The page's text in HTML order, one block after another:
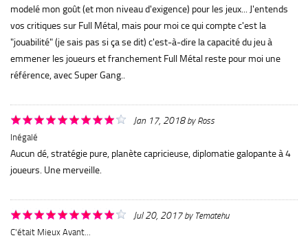
modelé mon goût (et mon niveau d'exigence) pour les jeux... J'entends
vos critiques sur Full Métal, mais pour moi ce qui compte c'est la
"jouabilité" (je sais pas si ça se dit) c'est-à-dire la capacité du jeu à
emmener les joueurs et franchement Full Métal reste pour moi une
référence, avec Super Gang..
Jan 17, 2018by Ross
Inégalé
Aucun dé, stratégie pure, planète capricieuse, diplomatie galopante à 4
joueurs. Une merveille.
Jul 20, 2017by Tematehu
C'était Mieux Avant...